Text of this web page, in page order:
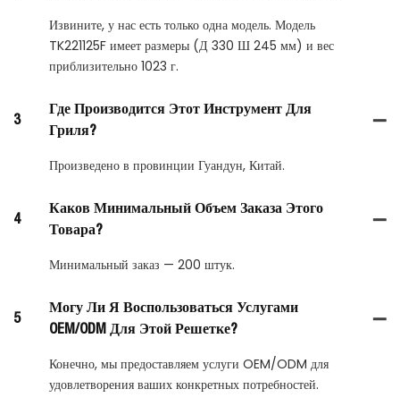
Извините, у нас есть только одна модель. Модель
TK221125F имеет размеры (Д 330 Ш 245 мм) и вес
приблизительно 1023 г.
3
Где Производится Этот Инструмент Для
Гриля?
Произведено в провинции Гуандун, Китай.
4
Каков Минимальный Объем Заказа Этого
Товара?
Минимальный заказ — 200 штук.
5
Могу Ли Я Воспользоваться Услугами
OEM/ODM Для Этой Решетке?
Конечно, мы предоставляем услуги OEM/ODM для
удовлетворения ваших конкретных потребностей.